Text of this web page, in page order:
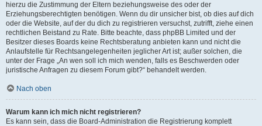
hierzu die Zustimmung der Eltern beziehungsweise des oder der
Erziehungsberechtigten benötigen. Wenn du dir unsicher bist, ob dies auf dich
oder die Website, auf der du dich zu registrieren versuchst, zutrifft, ziehe einen
rechtlichen Beistand zu Rate. Bitte beachte, dass phpBB Limited und der
Besitzer dieses Boards keine Rechtsberatung anbieten kann und nicht die
Anlaufstelle für Rechtsangelegenheiten jeglicher Art ist; außer solchen, die
unter der Frage „An wen soll ich mich wenden, falls es Beschwerden oder
juristische Anfragen zu diesem Forum gibt?“ behandelt werden.
Nach oben
Warum kann ich mich nicht registrieren?
Es kann sein, dass die Board-Administration die Registrierung komplett